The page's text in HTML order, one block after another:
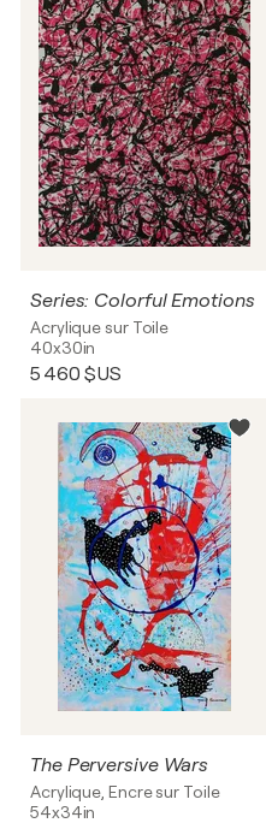
Series: Colorful Emotions
Acrylique sur Toile
40x30in
5 460 $US
The Perversive Wars
Acrylique, Encre sur Toile
54x34in